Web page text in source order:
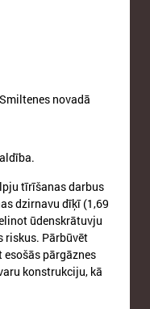
novadā
tīrīšanas darbus
dzirnavu dīķī (1,69
ūdenskrātuvju
riskus. Pārbūvēt
pārgāznes
konstrukciju, kā